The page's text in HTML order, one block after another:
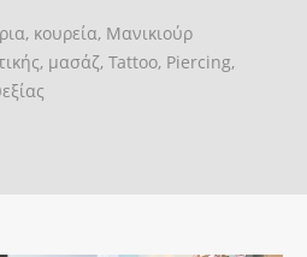
κουρεία, Μανικιούρ
μασάζ, Tattoo, Piercing,